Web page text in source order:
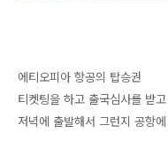
에티오피아 항공의 탑승권
티켓팅을 하고 출국심사를 받
저녁에 출발해서 그런지 공항